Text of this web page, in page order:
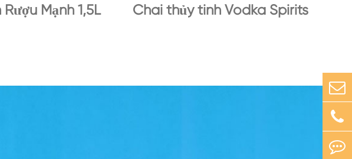
Mạnh 1,5L Chai thủy tinh Vodka Spirits